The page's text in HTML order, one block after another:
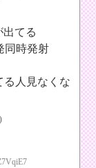
出てる
同時発射
る人見なくな